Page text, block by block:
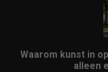
Waarom kunst in
alleen